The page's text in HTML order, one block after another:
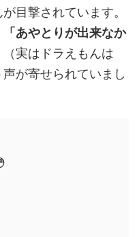
目撃されています。
「あやとりが出来なか
（実はドラえもんは
が寄せられていまし